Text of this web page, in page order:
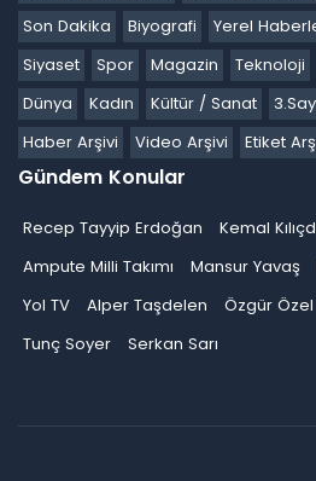
Son Dakika
Biyografi Yerel
Siyaset
Spor Magazin Teknoloji
Dünya
Kadın Kültür / Sanat
Haber Arşivi
Video Arşivi Etiket
Gündem Konular
Recep Tayyip Erdoğan Kemal
Ampute Milli Takımı
Mansur Yavaş
Yol TV
Alper Taşdelen Özgür Özel
Tunç Soyer
Serkan Sarı